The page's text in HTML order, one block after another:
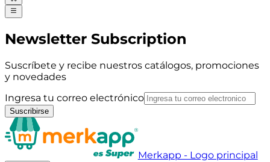
Newsletter Subscription
Suscríbete y recibe nuestros catálogos, promociones
y novedades
Ingresa tu correo electrónico
Suscribirse
Merkapp - Logo principal